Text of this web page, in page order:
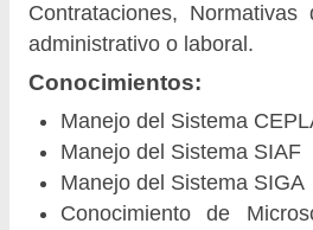
Contrataciones,
administrativo o laboral.
Conocimientos:
Manejo del Sistema
Manejo del Sistema SIAF
Manejo del Sistema SIGA
Conocimiento de